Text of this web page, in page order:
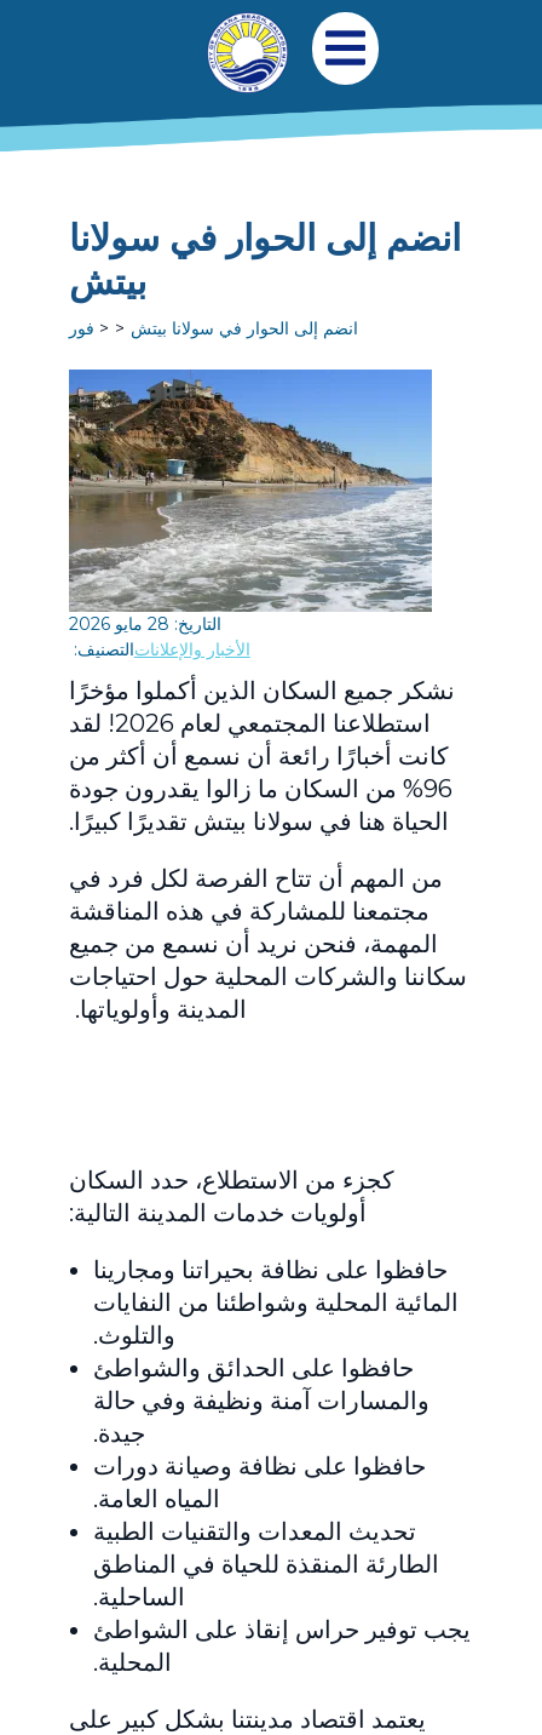
تجاوز إلى المحتوى الرئيسيالتنقل الرئيسي
افتح قائمة الجوال
انضم إلى الحوار في سولانا
بيتش
فور انضم إلى الحوار في سولانا بيتش
التاريخ: 28 مايو 2026
التصنيف:الأخبار والإعلانات
نشكر جميع السكان الذين أكملوا مؤخرًا
استطلاعنا المجتمعي لعام 2026! لقد
كانت أخبارًا رائعة أن نسمع أن أكثر من
96% من السكان ما زالوا يقدرون جودة
الحياة هنا في سولانا بيتش تقديرًا كبيرًا.
من المهم أن تتاح الفرصة لكل فرد في
مجتمعنا للمشاركة في هذه المناقشة
المهمة، فنحن نريد أن نسمع من جميع
سكاننا والشركات المحلية حول احتياجات
المدينة وأولوياتها.
كجزء من الاستطلاع، حدد السكان
أولويات خدمات المدينة التالية:
حافظوا على نظافة بحيراتنا ومجارينا
المائية المحلية وشواطئنا من النفايات
والتلوث.
حافظوا على الحدائق والشواطئ
والمسارات آمنة ونظيفة وفي حالة
جيدة.
حافظوا على نظافة وصيانة دورات
المياه العامة.
تحديث المعدات والتقنيات الطبية
الطارئة المنقذة للحياة في المناطق
الساحلية.
يجب توفير حراس إنقاذ على الشواطئ
المحلية.
يعتمد اقتصاد مدينتنا بشكل كبير على